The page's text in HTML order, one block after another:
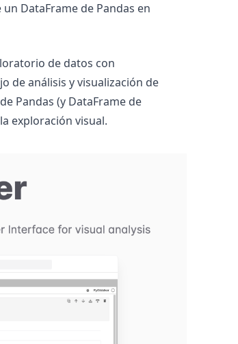
DataFrame de Pandas en
de datos con
de análisis y visualización de
Pandas (y DataFrame de
exploración visual.